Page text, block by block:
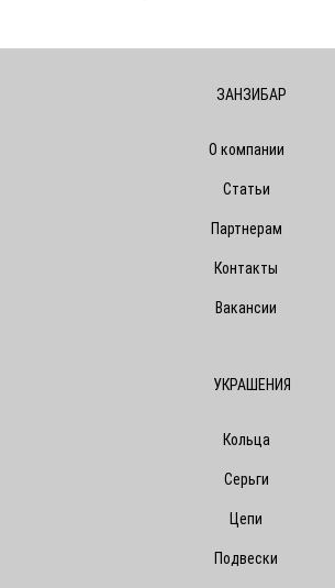
ЗАНЗИБАР
О компании
Статьи
Партнерам
Контакты
Вакансии
УКРАШЕНИЯ
Кольца
Серьги
Цепи
Подвески